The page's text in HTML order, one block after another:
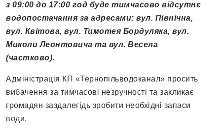
з 09:00 до 17:00 год буде тимчасово відсутнє
водопостачання за адресами: вул. Північна,
вул. Квітова, вул. Тимотея Бордуляка, вул.
Миколи Леонтовича та вул. Весела
(частково).
Адміністрація КП «Тернопільводоканал» просить
вибачення за тимчасові незручності та закликає
громадян заздалегідь зробити необхідні запаси
води.